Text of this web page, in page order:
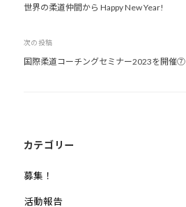
稿
ビ
ゲ
ン
世界の柔道仲間から Happy New Year!
次の投稿
国際柔道コーチングセミナー2023を開催⑦
カテゴリー
募集！
活動報告